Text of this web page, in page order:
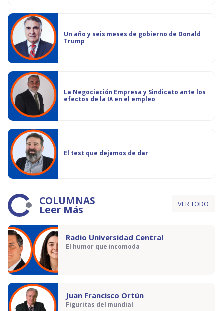
Un año y seis meses de gobierno de Donald
Trump
La Negociación Empresa y Sindicato ante los
efectos de la IA en el empleo
El test que dejamos de dar
COLUMNAS
Leer Más VER TODO
Radio Universidad Central
El humor que incomoda
Juan Francisco Ortún
Figuritas del mundial